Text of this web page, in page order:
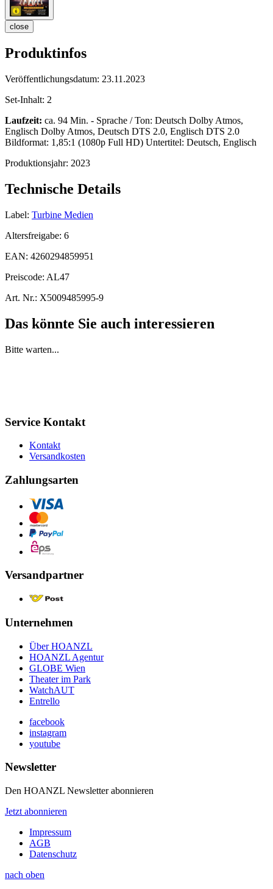
close
Produktinfos
Veröffentlichungsdatum: 23.11.2023
Set-Inhalt: 2
Laufzeit: ca. 94 Min. - Sprache / Ton: Deutsch Dolby Atmos,
Englisch Dolby Atmos, Deutsch DTS 2.0, Englisch DTS 2.0
Bildformat: 1,85:1 (1080p Full HD) Untertitel: Deutsch, Englisch
Produktionsjahr: 2023
Technische Details
Label: Turbine Medien
Altersfreigabe: 6
EAN: 4260294859951
Preiscode: AL47
Art. Nr.: X5009485995-9
Das könnte Sie auch interessieren
Bitte warten...
Service Kontakt
Kontakt
Versandkosten
Zahlungsarten
Versandpartner
Unternehmen
Über HOANZL
HOANZL Agentur
GLOBE Wien
Theater im Park
WatchAUT
Entrello
facebook
instagram
youtube
Newsletter
Den HOANZL Newsletter abonnieren
Jetzt abonnieren
Impressum
AGB
Datenschutz
nach oben